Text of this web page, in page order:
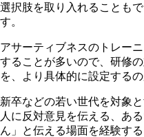
選択肢を取り入れることも
す。
アサーティブネスのトレー
することが多いので、研修
を、より具体的に設定するの
新卒などの若い世代を対象
人に反対意見を伝える、あ
ん」と伝える場面を経験す